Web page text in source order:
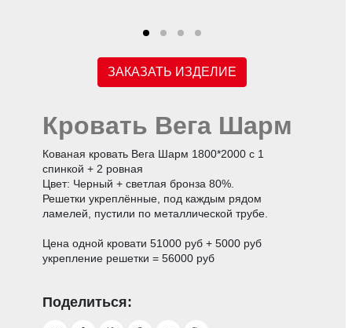
ЗАКАЗАТЬ ИЗДЕЛИЕ
Кровать Вега Шарм
Кованая кровать Вега Шарм 1800*2000 с 1
спинкой + 2 ровная
Цвет: Черный + светлая бронза 80%.
Решетки укреплённые, под каждым рядом
ламелей, пустили по металлической трубе.
Цена одной кровати 51000 руб + 5000 руб
укрепление решетки = 56000 руб